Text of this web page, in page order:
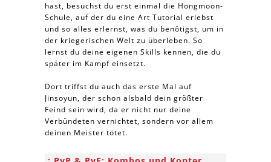
hast, besuchst du erst einmal die Hongmoon-
Schule, auf der du eine Art Tutorial erlebst
und so alles erlernst, was du benötigst, um in
der kriegerischen Welt zu überleben. So
lernst du deine eigenen Skills kennen, die du
später im Kampf einsetzt.
Dort triffst du auch das erste Mal auf
Jinsoyun, der schon alsbald dein größter
Feind sein wird, da er nicht nur deine
Verbündeten vernichtet, sondern vor allem
deinen Meister tötet.